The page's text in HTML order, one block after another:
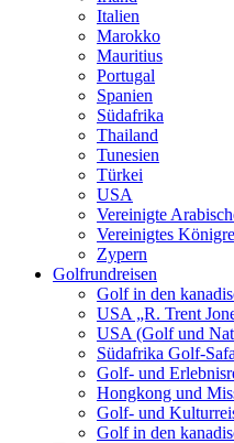
Italien
Marokko
Mauritius
Portugal
Spanien
Südafrika
Thailand
Tunesien
Türkei
USA
Vereinigte
Vereinigtes
Zypern
Golfrundreisen
Golf in den
USA „R. Trent
USA (Golf und
Südafrika Golf-
Golf- und
Hongkong und
Golf- und
Golf in den